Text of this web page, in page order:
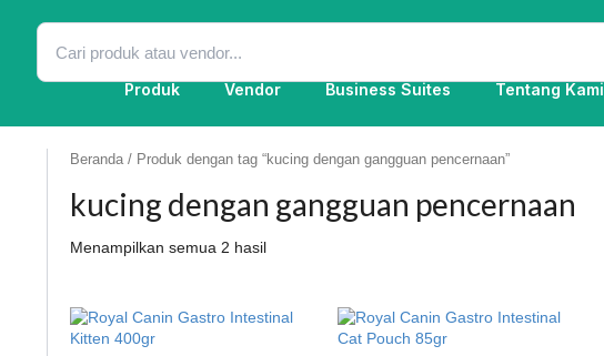
Produk Vendor Business Suites Tentang Kami
Beranda/ Produk dengan tag “kucing dengan gangguan pencernaan”
kucing dengan gangguan pencernaan
Menampilkan semua 2 hasil